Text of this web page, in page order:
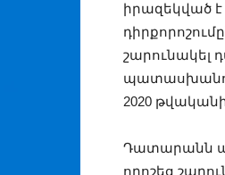
իրազեկված է
շարունակել
պատասխանող
2020
Դատարանն
որոշեց